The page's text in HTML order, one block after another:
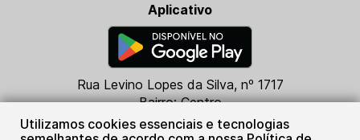
Utilizamos cookies essenciais e tecnologias
Rua Levino Lopes da Silva, nº 1717
Bairro: Centro
CEP: 79760-000
Aplicativo